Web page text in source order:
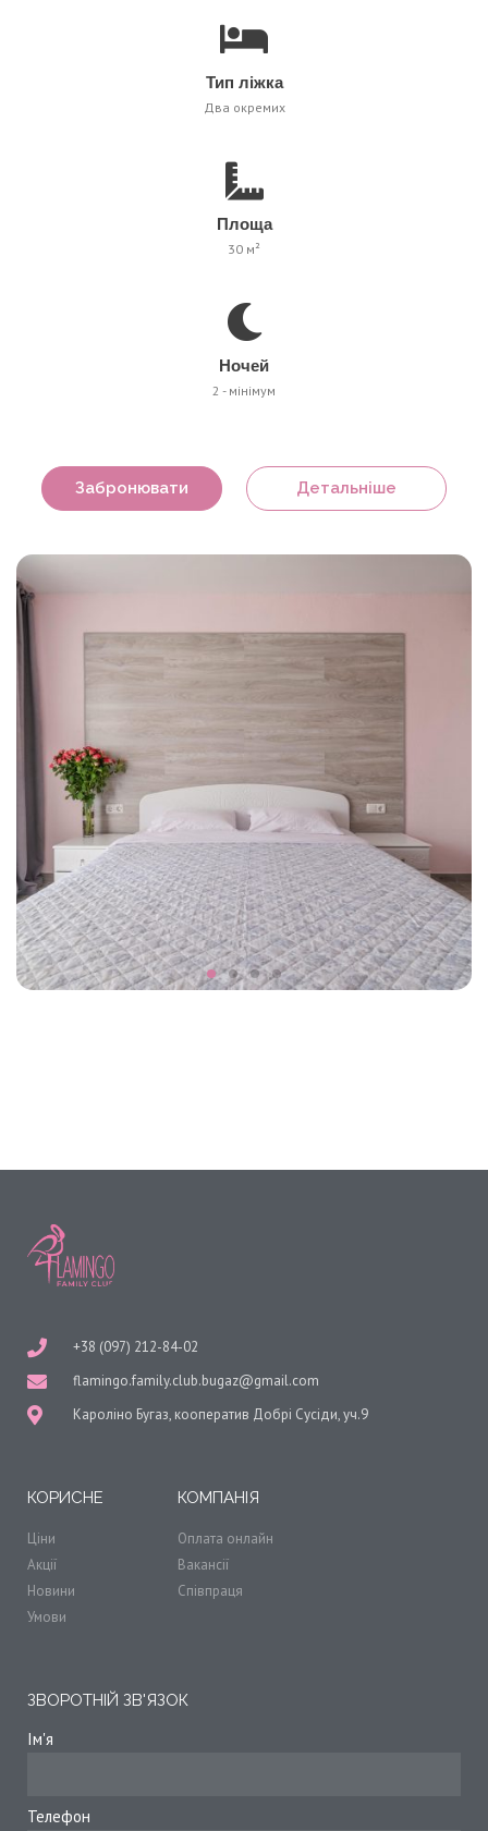
Тип ліжка
Два окремих
Площа
30 м²
Ночей
2 - мінімум
Забронювати Детальніше
+38 (097) 212-84-02
flamingo.family.club.bugaz@gmail.com
Кароліно Бугаз, кооператив Добрі Сусіди, уч.9
КОРИСНЕ
Ціни
Акції
Новини
Умови
КОМПАНІЯ
Оплата онлайн
Вакансії
Співпраця
ЗВОРОТНІЙ ЗВ'ЯЗОК
Ім'я
Телефон